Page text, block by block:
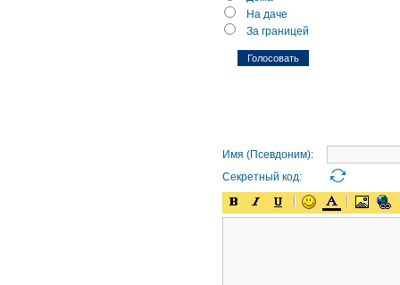
На даче
За границей
Имя (Псевдоним):
Секретный код: